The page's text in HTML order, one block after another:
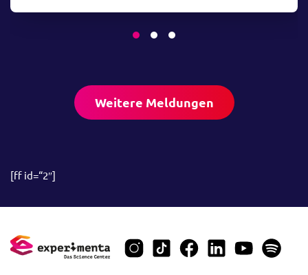
07. August
16:00 bis 16:33 Uhr
und Physikgenie Einstein auf
Weitere Meldungen
[ff id=“2″]